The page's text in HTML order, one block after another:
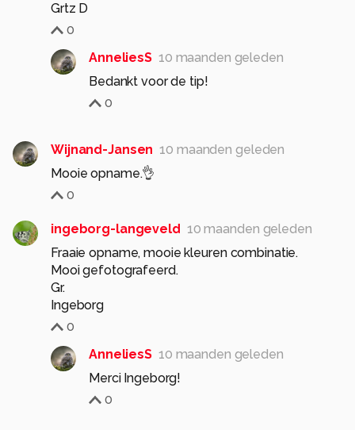
Grtz D
0
AnneliesS 10 maanden geleden
Bedankt voor de tip!
0
Wijnand-Jansen 10 maanden geleden
Mooie opname.👌
0
ingeborg-langeveld 10 maanden geleden
Fraaie opname, mooie kleuren combinatie.
Mooi gefotografeerd.
Gr.
Ingeborg
0
AnneliesS 10 maanden geleden
Merci Ingeborg!
0